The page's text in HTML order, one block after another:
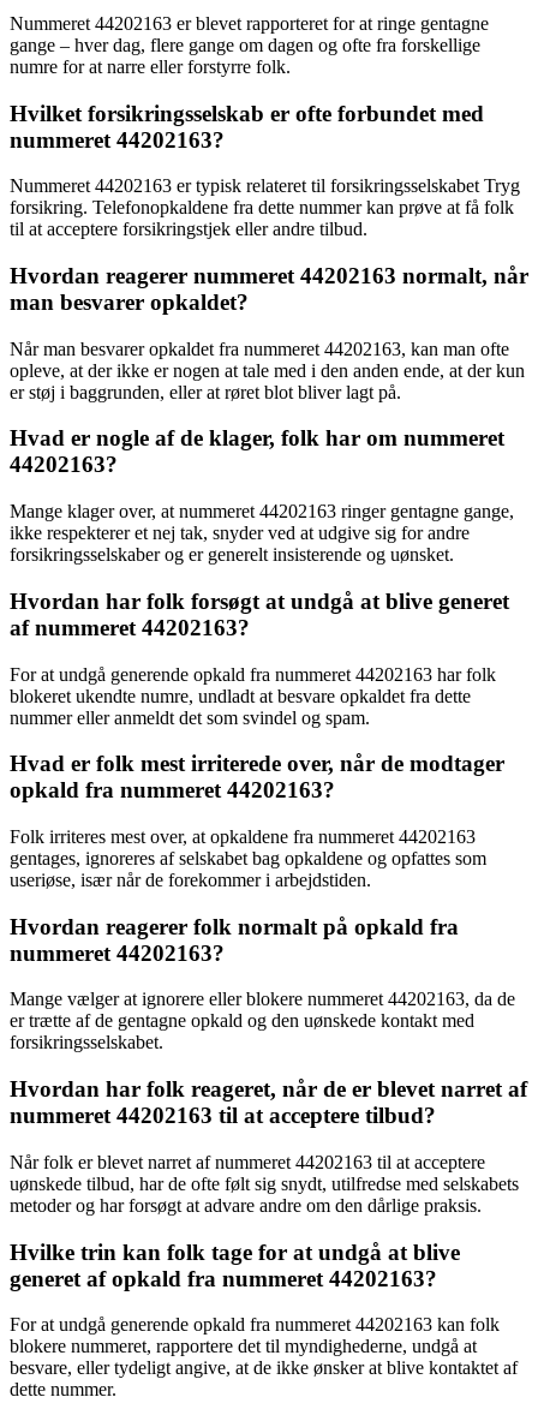
Nummeret 44202163 er blevet rapporteret for at ringe gentagne
gange – hver dag, flere gange om dagen og ofte fra forskellige
numre for at narre eller forstyrre folk.
Hvilket forsikringsselskab er ofte forbundet med
nummeret 44202163?
Nummeret 44202163 er typisk relateret til forsikringsselskabet Tryg
forsikring. Telefonopkaldene fra dette nummer kan prøve at få folk
til at acceptere forsikringstjek eller andre tilbud.
Hvordan reagerer nummeret 44202163 normalt, når
man besvarer opkaldet?
Når man besvarer opkaldet fra nummeret 44202163, kan man ofte
opleve, at der ikke er nogen at tale med i den anden ende, at der kun
er støj i baggrunden, eller at røret blot bliver lagt på.
Hvad er nogle af de klager, folk har om nummeret
44202163?
Mange klager over, at nummeret 44202163 ringer gentagne gange,
ikke respekterer et nej tak, snyder ved at udgive sig for andre
forsikringsselskaber og er generelt insisterende og uønsket.
Hvordan har folk forsøgt at undgå at blive generet
af nummeret 44202163?
For at undgå generende opkald fra nummeret 44202163 har folk
blokeret ukendte numre, undladt at besvare opkaldet fra dette
nummer eller anmeldt det som svindel og spam.
Hvad er folk mest irriterede over, når de modtager
opkald fra nummeret 44202163?
Folk irriteres mest over, at opkaldene fra nummeret 44202163
gentages, ignoreres af selskabet bag opkaldene og opfattes som
useriøse, især når de forekommer i arbejdstiden.
Hvordan reagerer folk normalt på opkald fra
nummeret 44202163?
Mange vælger at ignorere eller blokere nummeret 44202163, da de
er trætte af de gentagne opkald og den uønskede kontakt med
forsikringsselskabet.
Hvordan har folk reageret, når de er blevet narret af
nummeret 44202163 til at acceptere tilbud?
Når folk er blevet narret af nummeret 44202163 til at acceptere
uønskede tilbud, har de ofte følt sig snydt, utilfredse med selskabets
metoder og har forsøgt at advare andre om den dårlige praksis.
Hvilke trin kan folk tage for at undgå at blive
generet af opkald fra nummeret 44202163?
For at undgå generende opkald fra nummeret 44202163 kan folk
blokere nummeret, rapportere det til myndighederne, undgå at
besvare, eller tydeligt angive, at de ikke ønsker at blive kontaktet af
dette nummer.